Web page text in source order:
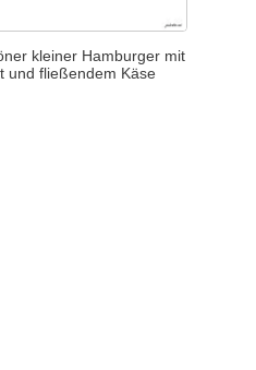
kleiner Hamburger mit
und fließendem Käse